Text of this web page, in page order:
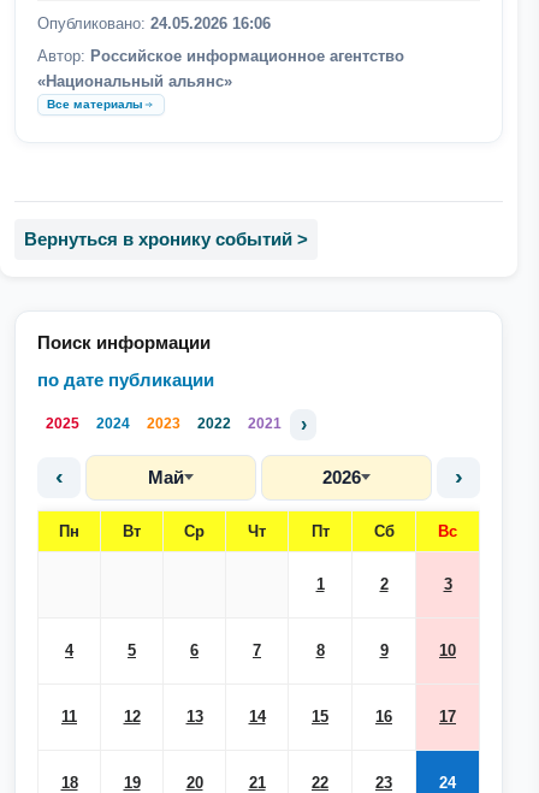
Поиск информации
по дате публикации
2025 2024 2023 2022 2021 ›
‹ Май 2026 ›
Пн Вт Ср Чт Пт Сб Вс
1 2 3
4 5 6 7 8 9 10
11 12 13 14 15 16 17
18 19 20 21 22 23 24
Опубликовано: 24.05.2026 16:06
Автор: Российское информационное агентство
«Национальный альянс»
Все материалы
Вернуться в хронику событий >